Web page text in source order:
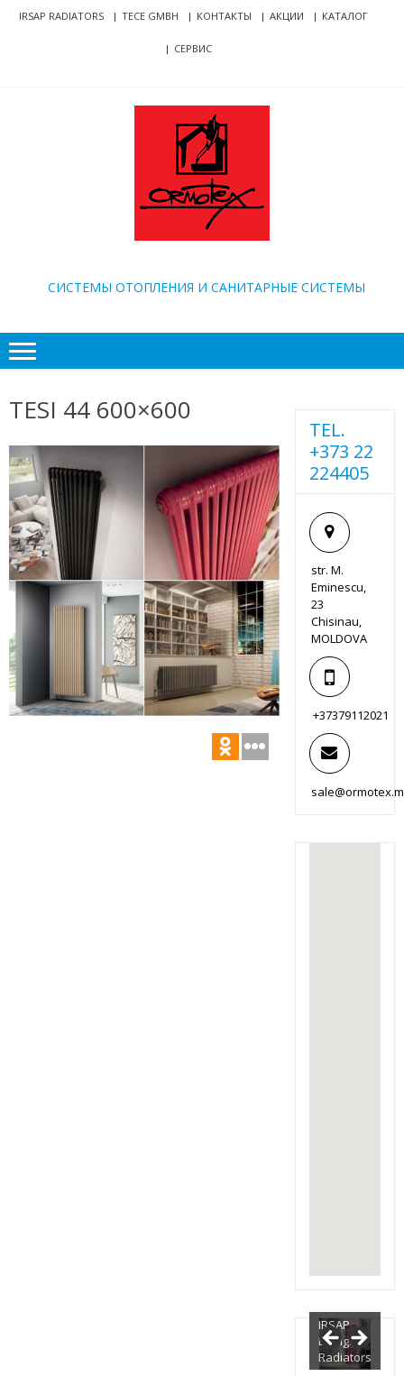
Skip
SkipIRSAP RADIATORS TECE GMBH КОНТАКТЫ АКЦИИ КАТАЛОГ
СЕРВИС
CИСТЕМЫ ОТОПЛЕНИЯ И САНИТАРНЫЕ СИСТЕМЫ
TESI 44 600×600
TEL.
+373 22
224405
str. M.
Eminescu,
23
Chisinau,
MOLDOVA
+37379112021
IRSAP
Design
Radiators